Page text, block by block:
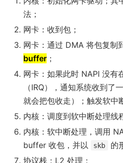
法；
网卡：收到包；
网卡：通过 DMA 将包复制
buffer ；
网卡：如果此时 NAPI 没有
（IRQ），通知系统收到了
就会把包收走）；触发软中
内核：调度到软中断处理线
内核：软中断处理，调用
buffer 收包，并以
skb
的
协议栈：L2 处理；